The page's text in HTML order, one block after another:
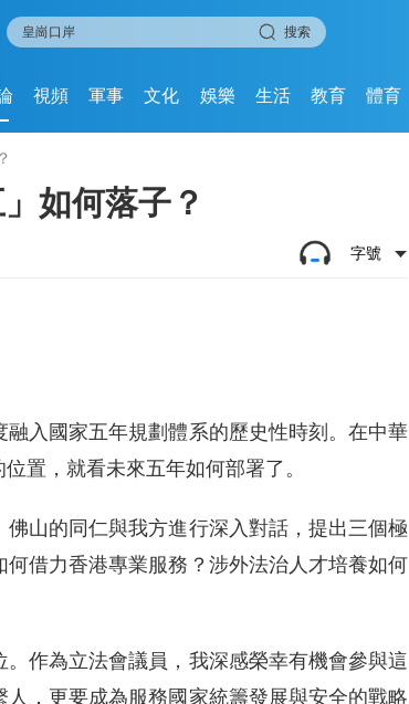
搜索
視頻 軍事 文化 娛樂 生活 教育 體育
如何落子？
字號
融入國家五年規劃體系的歷史性時刻。在中華
置，就看未來五年如何部署了。
山的同仁與我方進行深入對話，提出三個極
借力香港專業服務？涉外法治人才培養如何
作為立法會議員，我深感榮幸有機會參與這
，更要成為服務國家統籌發展與安全的戰略